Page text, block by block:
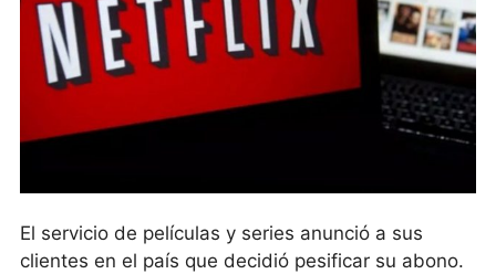
El servicio de películas y series anunció a sus
clientes en el país que decidió pesificar su abono.